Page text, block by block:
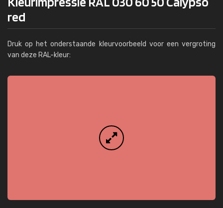
red
Druk op het onderstaande kleurvoorbeeld voor een vergroting
van deze RAL-kleur: